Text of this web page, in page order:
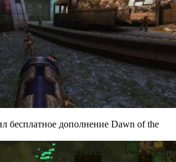
бесплатное дополнение Dawn of the